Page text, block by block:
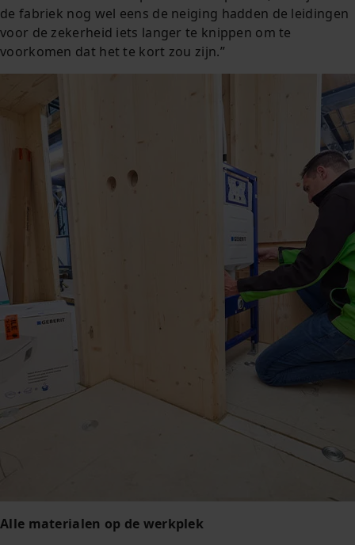
de fabriek nog wel eens de neiging hadden de leidingen
voor de zekerheid iets langer te knippen om te
voorkomen dat het te kort zou zijn.”
Alle materialen op de werkplek